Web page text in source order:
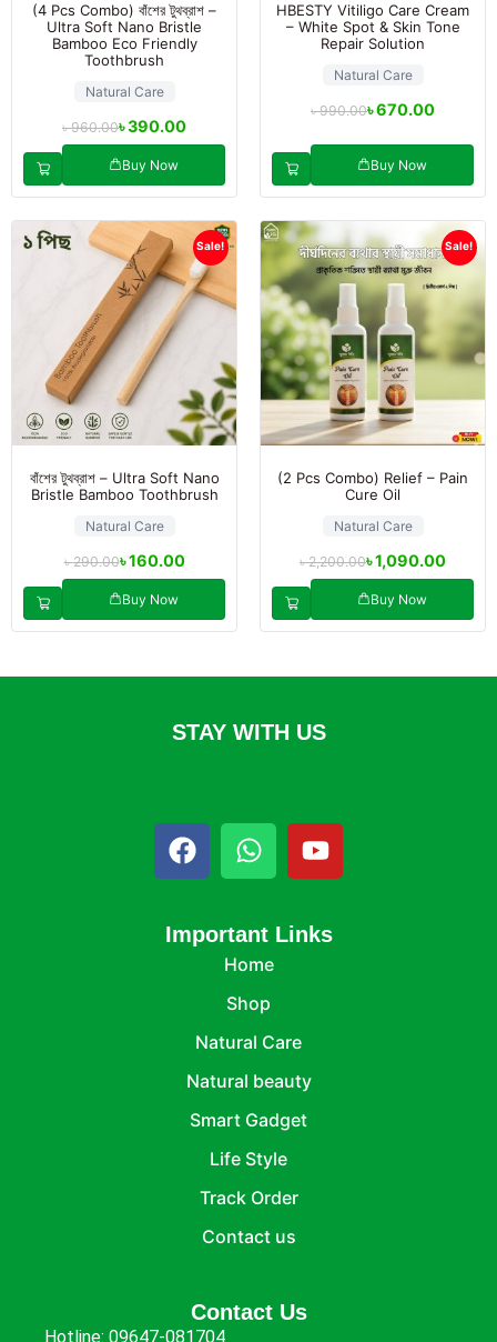
(4 Pcs Combo) বাঁশের টুথব্রাশ –
Ultra Soft Nano Bristle
Bamboo Eco Friendly
Toothbrush
Natural Care
৳960.00৳390.00
Buy Now
HBESTY Vitiligo Care Cream
– White Spot & Skin Tone
Repair Solution
Natural Care
৳990.00৳670.00
Buy Now
Sale!
বাঁশের টুথব্রাশ – Ultra Soft Nano
Bristle Bamboo Toothbrush
Natural Care
৳290.00৳160.00
Buy Now
Sale!
(2 Pcs Combo) Relief – Pain
Cure Oil
Natural Care
৳2,200.00৳1,090.00
Buy Now
STAY WITH US
Important Links
Home
Shop
Natural Care
Natural beauty
Smart Gadget
Life Style
Track Order
Contact us
Contact Us
Hotline: 09647-081704